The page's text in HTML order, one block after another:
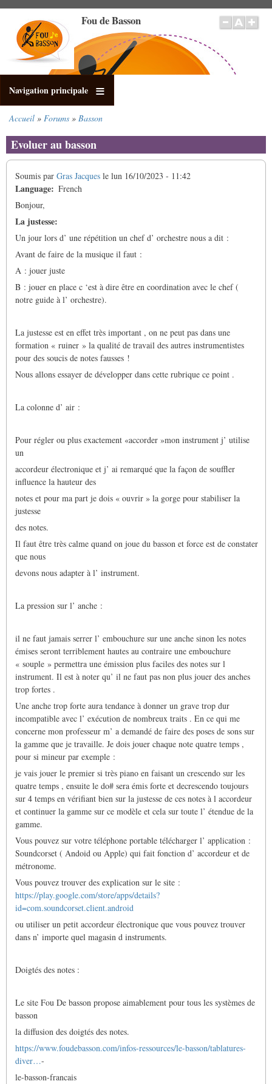
contenu
principal
Fou de Basson
Navigation principale
d'Ariane
Accueil Forums Basson
Evoluer au basson
Soumis par Gras Jacques le lun 16/10/2023 - 11:42
Language
French
Bonjour,
La justesse:
Un jour lors d’ une répétition un chef d’ orchestre nous a dit :
Avant de faire de la musique il faut :
A : jouer juste
B : jouer en place c ‘est à dire être en coordination avec le chef (
notre guide à l’ orchestre).
La justesse est en effet très important , on ne peut pas dans une
formation « ruiner » la qualité de travail des autres instrumentistes
pour des soucis de notes fausses !
Nous allons essayer de développer dans cette rubrique ce point .
La colonne d’ air :
Pour régler ou plus exactement «accorder »mon instrument j’ utilise
un
accordeur électronique et j’ ai remarqué que la façon de souffler
influence la hauteur des
notes et pour ma part je dois « ouvrir » la gorge pour stabiliser la
justesse
des notes.
Il faut être très calme quand on joue du basson et force est de constater
que nous
devons nous adapter à l’ instrument.
La pression sur l’ anche :
il ne faut jamais serrer l’ embouchure sur une anche sinon les notes
émises seront terriblement hautes au contraire une embouchure
« souple » permettra une émission plus faciles des notes sur l
instrument. Il est à noter qu’ il ne faut pas non plus jouer des anches
trop fortes .
Une anche trop forte aura tendance à donner un grave trop dur
incompatible avec l’ exécution de nombreux traits . En ce qui me
concerne mon professeur m’ a demandé de faire des poses de sons sur
la gamme que je travaille. Je dois jouer chaque note quatre temps ,
pour si mineur par exemple :
je vais jouer le premier si très piano en faisant un crescendo sur les
quatre temps , ensuite le do# sera émis forte et decrescendo toujours
sur 4 temps en vérifiant bien sur la justesse de ces notes à l accordeur
et continuer la gamme sur ce modèle et cela sur toute l’ étendue de la
gamme.
Vous pouvez sur votre téléphone portable télécharger l’ application :
Soundcorset ( Andoid ou Apple) qui fait fonction d’ accordeur et de
métronome.
Vous pouvez trouver des explication sur le site :
https://play.google.com/store/apps/details?
id=com.soundcorset.client.android
ou utiliser un petit accordeur électronique que vous pouvez trouver
dans n’ importe quel magasin d instruments.
Doigtés des notes :
Le site Fou De basson propose aimablement pour tous les systèmes de
basson
la diffusion des doigtés des notes.
https://www.foudebasson.com/infos-ressources/le-basson/tablatures-
diver…-
le-basson-francais